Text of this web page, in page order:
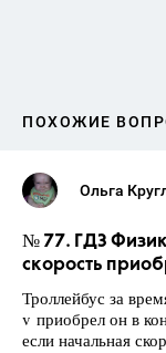
ПОХОЖИЕ
Ольга
№ 77. ГДЗ
скорость
Троллейбус за
v приобрел он в
если начальная